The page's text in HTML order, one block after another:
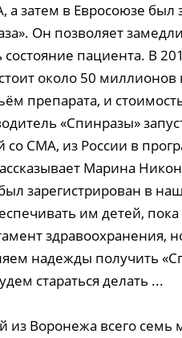
а затем в Евросоюзе был
Он позволяет
пациента. В
около 50
препарата, и
«Спинразы»
со СМА, из России в
Марина
зарегистрирован в
им детей,
здравоохранения,
надежды получить
стараться делать ...
Воронежа всего семь